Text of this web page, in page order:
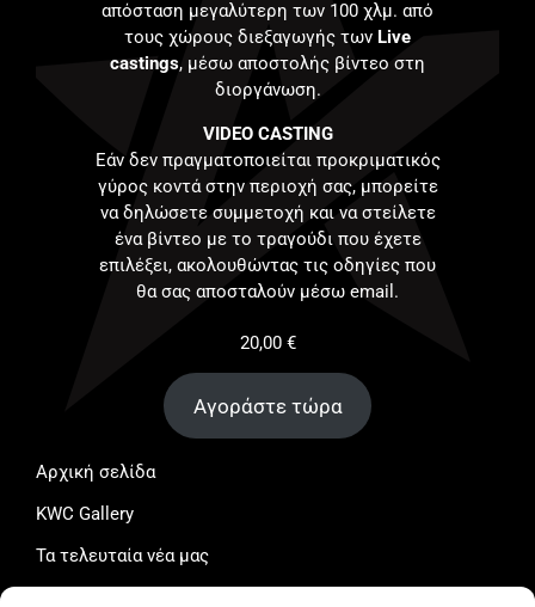
απόσταση μεγαλύτερη των 100 χλμ. από
τους χώρους διεξαγωγής των Live
castings, μέσω αποστολής βίντεο στη
διοργάνωση.
VIDEO CASTING
Εάν δεν πραγματοποιείται προκριματικός
γύρος κοντά στην περιοχή σας, μπορείτε
να δηλώσετε συμμετοχή και να στείλετε
ένα βίντεο με το τραγούδι που έχετε
επιλέξει, ακολουθώντας τις οδηγίες που
θα σας αποσταλούν μέσω email.
20,00 €
Αγοράστε τώρα
Αρχική σελίδα
KWC Gallery
Τα τελευταία νέα μας